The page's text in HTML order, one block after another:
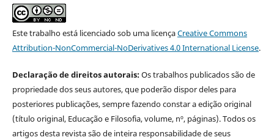
Este trabalho está licenciado sob uma licençaCreative Commons
Attribution-NonCommercial-NoDerivatives 4.0 International License.
Declaração de direitos autorais:Os trabalhos publicados são de
propriedade dos seus autores, que poderão dispor deles para
posteriores publicações, sempre fazendo constar a edição original
(título original, Educação e Filosofia, volume, nº, páginas). Todos os
artigos desta revista são de inteira responsabilidade de seus